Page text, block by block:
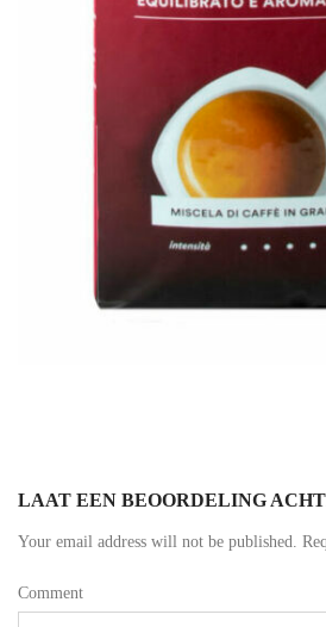
LAAT EEN BEOORDELING
Your email address will not be published.
Comment